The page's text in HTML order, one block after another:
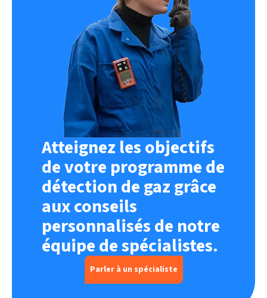
Atteignez les objectifs
de votre programme de
détection de gaz grâce
aux conseils
personnalisés de notre
équipe de spécialistes.
Parler à un spécialiste